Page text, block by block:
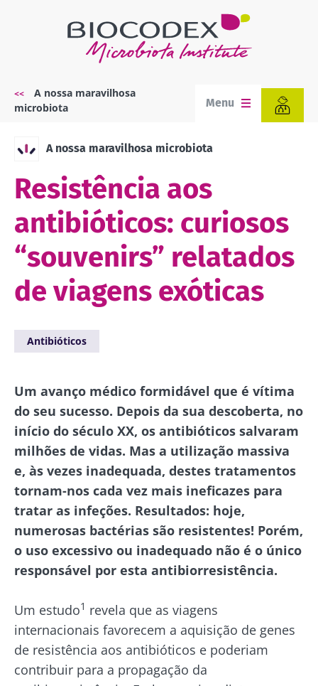
Navegação
estrutural
A nossa maravilhosa
microbiota
Menu
A nossa maravilhosa microbiota
Resistência aos
antibióticos: curiosos
“souvenirs” relatados
de viagens exóticas
Antibióticos
Um avanço médico formidável que é vítima
do seu sucesso. Depois da sua descoberta, no
início do século XX, os antibióticos salvaram
milhões de vidas. Mas a utilização massiva
e, às vezes inadequada, destes tratamentos
tornam-nos cada vez mais ineficazes para
tratar as infeções. Resultados: hoje,
numerosas bactérias são resistentes! Porém,
o uso excessivo ou inadequado não é o único
responsável por esta antibiorresistência.
Um estudo1 revela que as viagens
internacionais favorecem a aquisição de genes
de resistência aos antibióticos e poderiam
contribuir para a propagação da